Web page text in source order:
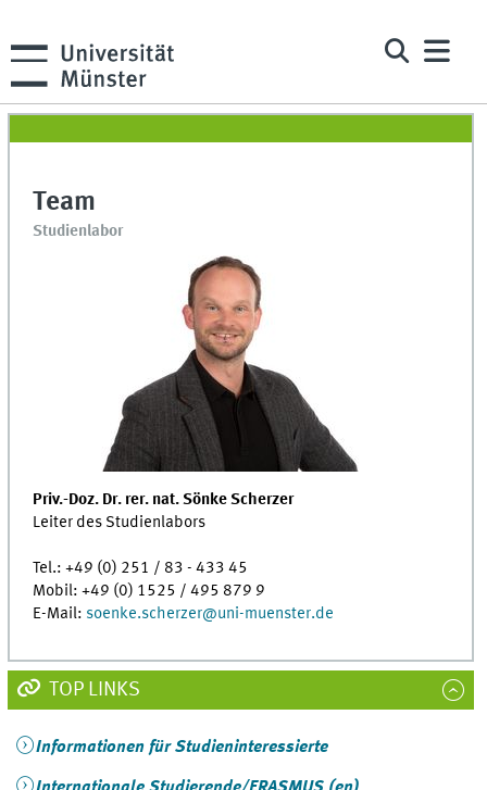
Team
Studienlabor
Priv.-Doz. Dr. rer. nat. Sönke Scherzer
Leiter des Studienlabors
Tel.: +49 (0) 251 / 83 - 433 45
Mobil: +49 (0) 1525 / 495 879 9
E-Mail: soenke.scherzer@uni-muenster.de
TOP LINKS
Informationen für Studieninteressierte